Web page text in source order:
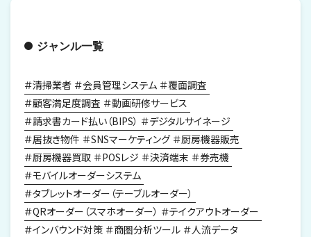
ジャンル一覧
清掃業者 会員管理システム
覆面調査
顧客満足度調査
動画研修サービス
請求書カード払い（BIPS）
デジタルサイネージ
居抜き物件
SNSマーケティング
厨房機器販売
厨房機器買取
POSレジ 決済端末
券売機
モバイルオーダーシステム
タブレットオーダー（テーブルオーダー）
QRオーダー（スマホオーダー）
テイクアウトオーダー
インバウンド対策
商圏分析ツール
人流データ